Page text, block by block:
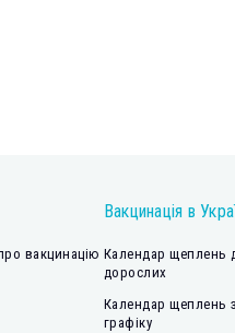
вакцинацію
Вакцинація в
Календар щеплень
дорослих
Календар щеплень
графіку